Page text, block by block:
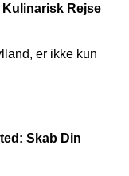
Kulinarisk Rejse
er ikke kun
Skab Din